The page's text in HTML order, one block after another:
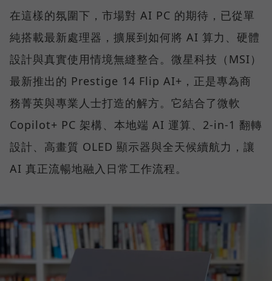
在這樣的氛圍下，市場對 AI PC 的期待，已從單
純搭載最新處理器，擴展到如何將 AI 算力、硬體
設計與真實使用情境無縫整合。微星科技（MSI）
最新推出的 Prestige 14 Flip AI+，正是專為商
務菁英與專業人士打造的解方。它結合了微軟
Copilot+ PC 架構、本地端 AI 運算、2-in-1 翻轉
設計、高畫質 OLED 顯示器與全天候續航力，讓
AI 真正流暢地融入日常工作流程。